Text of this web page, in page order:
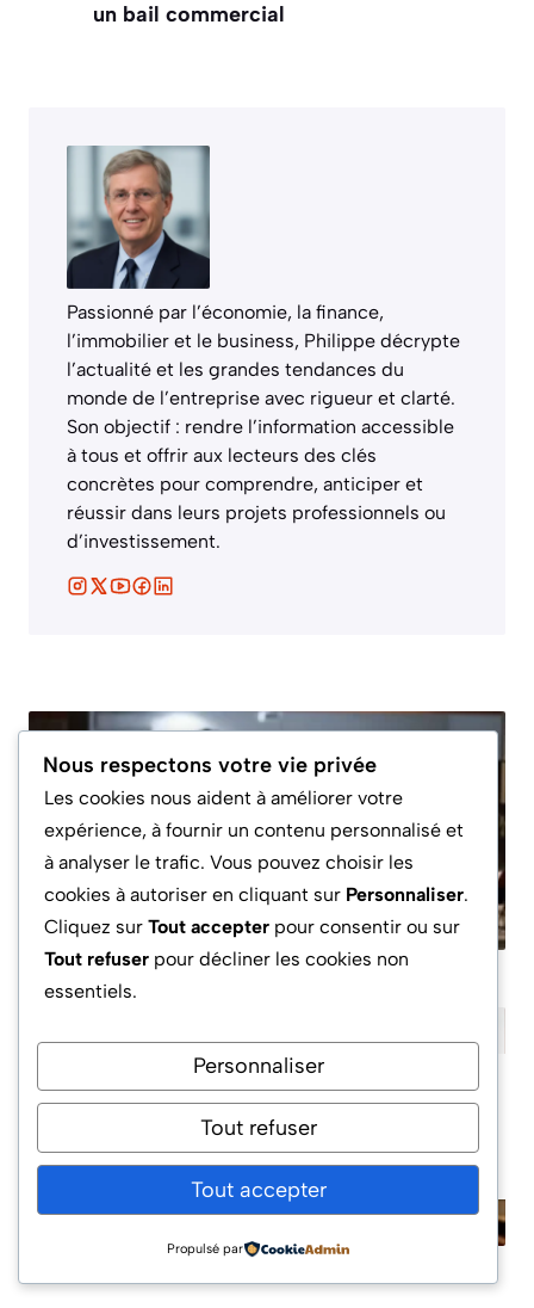
un bail commercial
Passionné par l’économie, la finance,
l’immobilier et le business, Philippe décrypte
l’actualité et les grandes tendances du
monde de l’entreprise avec rigueur et clarté.
Son objectif : rendre l’information accessible
à tous et offrir aux lecteurs des clés
concrètes pour comprendre, anticiper et
réussir dans leurs projets professionnels ou
d’investissement.
J’ai Gagné au Prud’homme
Mais mon Employeur fait
Appel
Mon ex Bloque la Vente de
la Maison : Quelles Solutions
?
Nous respectons votre vie privée
Les cookies nous aident à améliorer votre
expérience, à fournir un contenu personnalisé et
à analyser le trafic. Vous pouvez choisir les
cookies à autoriser en cliquant sur Personnaliser.
Cliquez sur Tout accepter pour consentir ou sur
Tout refuser pour décliner les cookies non
essentiels.
Personnaliser
Tout refuser
Tout accepter
Propulsé par